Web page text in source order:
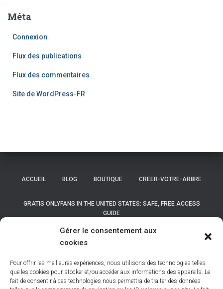
Gérer le consentement aux
cookies
Pour offrir les meilleures expériences, nous utilisons des technologies telles
que les cookies pour stocker et/ou accéder aux informations des appareils. Le
fait de consentir à ces technologies nous permettra de traiter des données
Méta
Connexion
Flux des publications
Flux des commentaires
Site de WordPress-FR
ACCUEIL BLOG BOUTIQUE CREER-VOTRE-ARBRE
GRATIS ONLYFANS IN THE UNITED STATES: SAFE, FREE ACCESS
GUIDE
LISTE DES COMMUNES DE BELGIQUE